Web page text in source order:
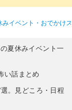
みイベント・おでかけ
夏休みイベント一
い話まとめ
。見どころ・日程